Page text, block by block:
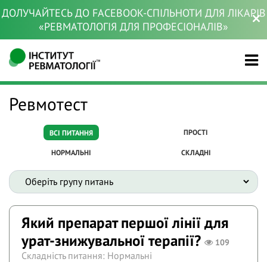
ДОЛУЧАЙТЕСЬ ДО FACEBOOK-СПІЛЬНОТИ ДЛЯ ЛІКАРІВ
«РЕВМАТОЛОГІЯ ДЛЯ ПРОФЕСІОНАЛІВ»
Ревмотест
ВСІ ПИТАННЯ ПРОСТІ
НОРМАЛЬНІ СКЛАДНІ
Який препарат першої лінії для
урат-знижувальної терапії?
109
Складність питання: Нормальні